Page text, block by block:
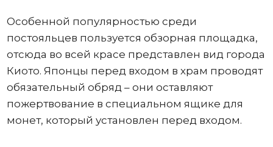
Особенной популярностью среди
постояльцев пользуется обзорная площадка,
отсюда во всей красе представлен вид города
Киото. Японцы перед входом в храм проводят
обязательный обряд – они оставляют
пожертвование в специальном ящике для
монет, который установлен перед входом.